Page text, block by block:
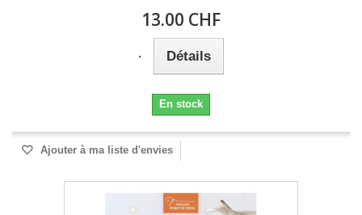
13.00 CHF
Détails
En stock
Ajouter à ma liste d'envies